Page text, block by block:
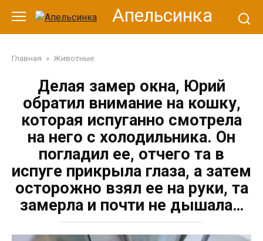
контенту
Апельсинка
Главная » Животные
Делая замер окна, Юрий
обратил внимание на кошку,
которая испуганно смотрела
на него с холодильника. Он
погладил ее, отчего та в
испуге прикрыла глаза, а затем
осторожно взял ее на руки, та
замерла и почти не дышала…